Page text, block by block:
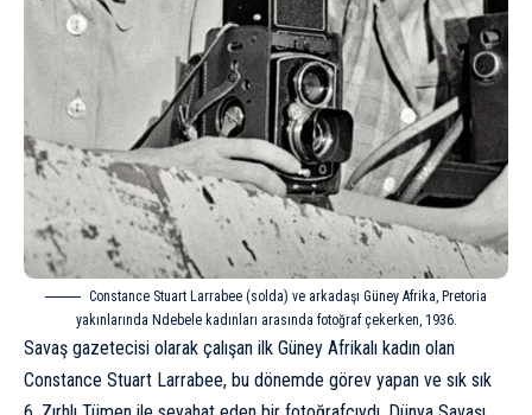
Constance Stuart Larrabee (solda) ve arkadaşı Güney Afrika, Pretoria
yakınlarında Ndebele kadınları arasında fotoğraf çekerken, 1936.
Savaş gazetecisi olarak çalışan ilk Güney Afrikalı kadın olan
Constance Stuart Larrabee, bu dönemde görev yapan ve sık sık